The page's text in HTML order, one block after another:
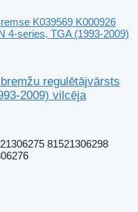
K039569 K000926
4-series, TGA (1993-2009)
regulētājvārsts
2009) vilcēja
81521306298